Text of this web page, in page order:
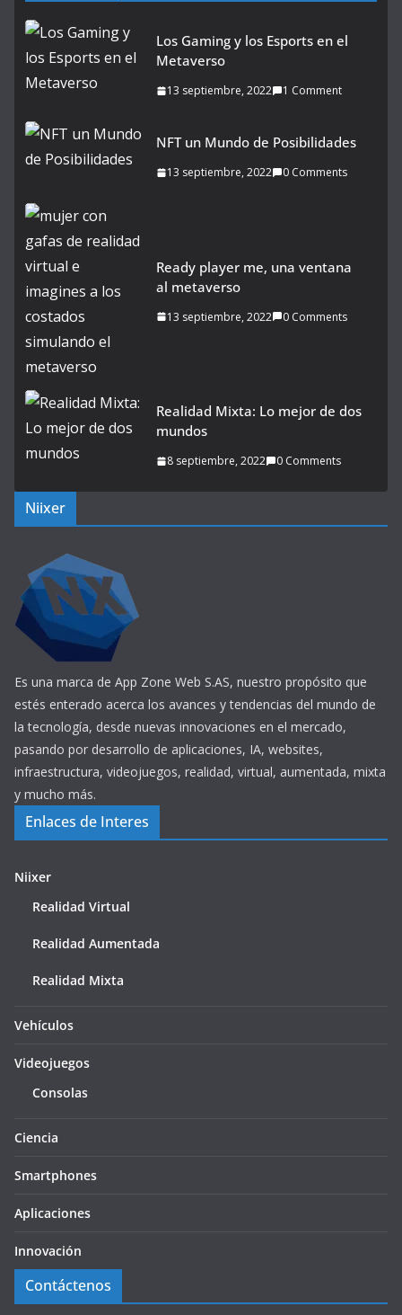
Los Gaming y los Esports en el
Metaverso
13 septiembre, 2022 1 Comment
NFT un Mundo de Posibilidades
13 septiembre, 2022 0 Comments
Ready player me, una ventana
al metaverso
13 septiembre, 2022 0 Comments
Realidad Mixta: Lo mejor de dos
mundos
8 septiembre, 2022 0 Comments
Niixer
Es una marca de App Zone Web S.AS, nuestro propósito que
estés enterado acerca los avances y tendencias del mundo de
la tecnología, desde nuevas innovaciones en el mercado,
pasando por desarrollo de aplicaciones, IA, websites,
infraestructura, videojuegos, realidad, virtual, aumentada, mixta
y mucho más.
Enlaces de Interes
Niixer
Realidad Virtual
Realidad Aumentada
Realidad Mixta
Vehículos
Videojuegos
Consolas
Ciencia
Smartphones
Aplicaciones
Innovación
Contáctenos